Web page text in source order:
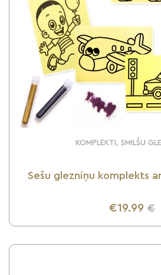
KOMPLEKTI, SMILŠU
Sešu glezniņu komplekts
€19.99 €
UZZINI VAIRĀK